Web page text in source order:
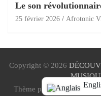
Le son
25 février 2026 Afrotonic
Copyright © 2026
Thème par:Thème Cheval